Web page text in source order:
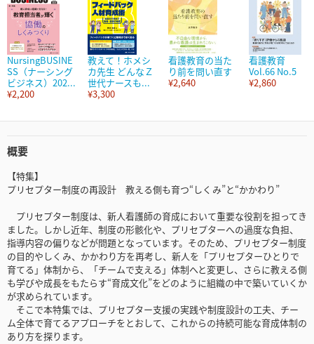
NursingBUSINE
SS（ナーシング
ビジネス）202...
¥2,200
教えて！ホメシ
カ先生 どんなＺ
世代ナースも...
¥3,300
看護教育の当た
り前を問い直す
¥2,640
看護教育
Vol.66 No.5
¥2,860
概要
【特集】
プリセプター制度の再設計 教える側も育つ“しくみ”と“かかわり”
プリセプター制度は、新人看護師の育成において重要な役割を担ってき
ました。しかし近年、制度の形骸化や、プリセプターへの過度な負担、
指導内容の偏りなどが問題となっています。そのため、プリセプター制度
の目的やしくみ、かかわり方を再考し、新人を「プリセプターひとりで
育てる」体制から、「チームで支える」体制へと変更し、さらに教える側
も学びや成長をもたらす“育成文化”をどのように組織の中で築いていくか
が求められています。
そこで本特集では、プリセプター支援の実践や制度設計の工夫、チー
ム全体で育てるアプローチをとおして、これからの持続可能な育成体制の
あり方を探ります。